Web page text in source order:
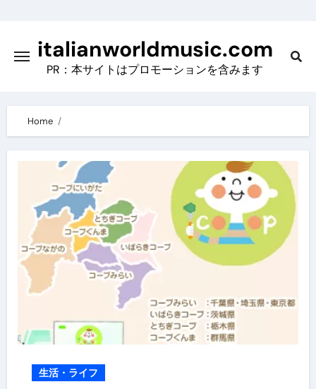
contentitalianworldmusic.com
PR：本サイトはプロモーションを含みます
Home
生活・ライフ